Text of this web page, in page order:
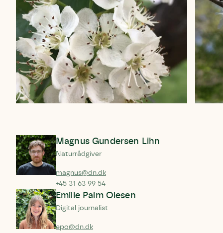
Magnus Gundersen Lihn
Naturrådgiver
magnus@dn.dk
+45 31 63 99 54
Emilie Palm Olesen
Digital journalist
epo@dn.dk